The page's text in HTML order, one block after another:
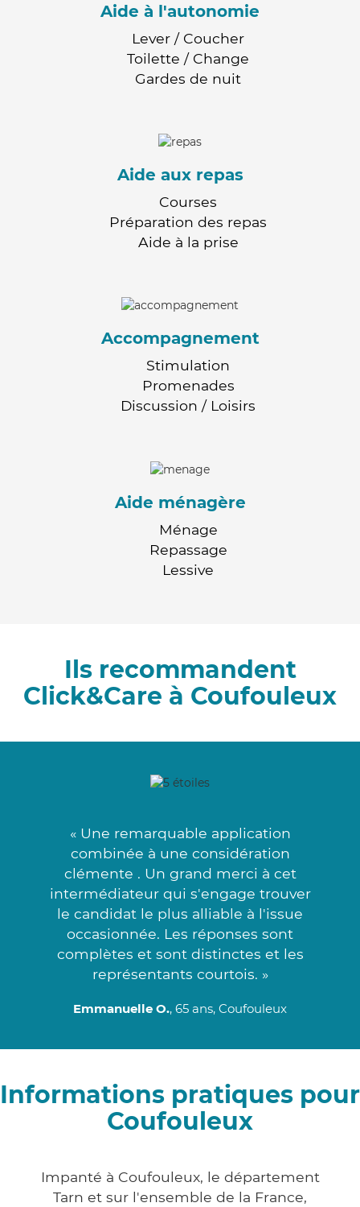
Aide à l'autonomie
Lever / Coucher
Toilette / Change
Gardes de nuit
Aide aux repas
Courses
Préparation des repas
Aide à la prise
Accompagnement
Stimulation
Promenades
Discussion / Loisirs
Aide ménagère
Ménage
Repassage
Lessive
Ils recommandent
Click&Care à Coufouleux
« Une remarquable application
combinée à une considération
clémente . Un grand merci à cet
intermédiateur qui s'engage trouver
le candidat le plus alliable à l'issue
occasionnée. Les réponses sont
complètes et sont distinctes et les
représentants courtois. »
Emmanuelle O., 65 ans, Coufouleux
Informations pratiques pour
Coufouleux
Impanté à Coufouleux, le département
Tarn et sur l'ensemble de la France,